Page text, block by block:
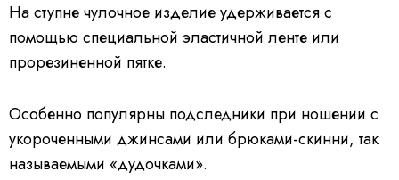
На ступне чулочное изделие удерживается с
помощью специальной эластичной ленте или
прорезиненной пятке.
Особенно популярны подследники при ношении с
укороченными джинсами или брюками-скинни, так
называемыми «дудочками».